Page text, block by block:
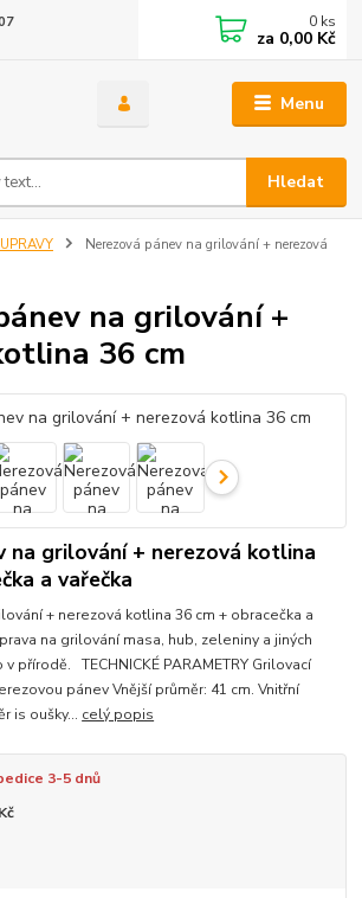
Menu
Hledat
0 ks
za 0,00 Kč
Nerezová pánev na grilování + nerezová
na grilování +
36 cm
na grilování + nerezová kotlina
a vařečka
+ nerezová kotlina 36 cm + obracečka a
na grilování masa, hub, zeleniny a jiných
přírodě. TECHNICKÉ PARAMETRY Grilovací
pánev Vnější průměr: 41 cm. Vnitřní
is oušky... celý popis
3-5 dnů